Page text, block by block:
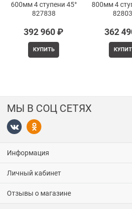
600мм 4 ступени 45°
827838
392 960 ₽
КУПИТЬ
800мм 4
362
МЫ В СОЦ СЕТЯХ
Информация
Личный кабинет
Отзывы о магазине